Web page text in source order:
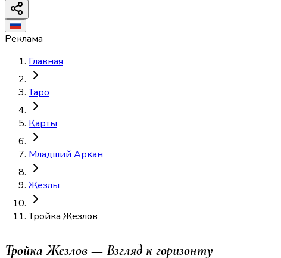
Реклама
Главная
Таро
Карты
Младший Аркан
Жезлы
Тройка Жезлов
Тройка Жезлов — Взгляд к горизонту